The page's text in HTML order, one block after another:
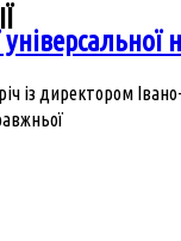
із директором